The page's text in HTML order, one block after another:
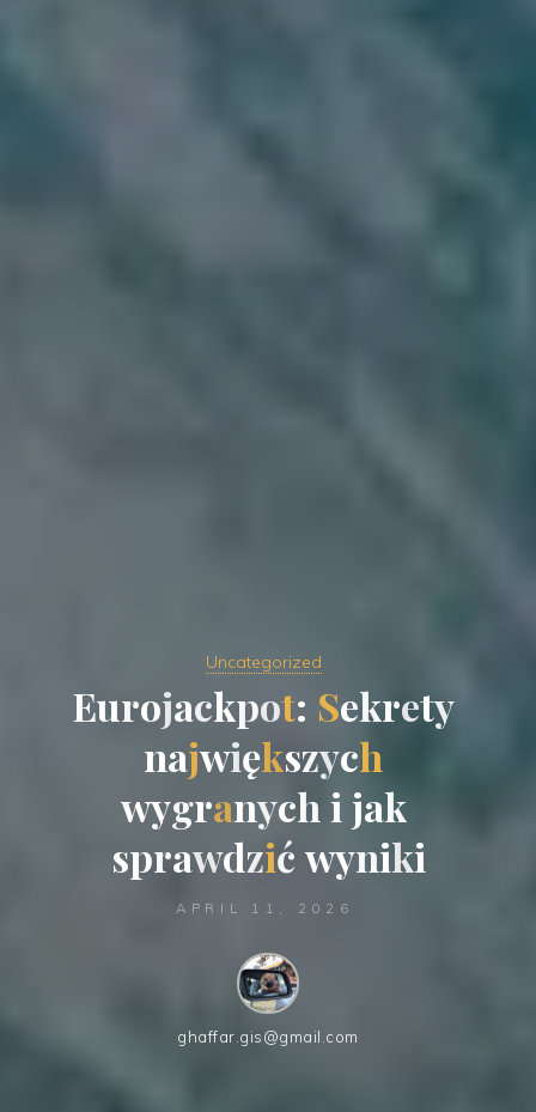
Uncategorized
Eurojackpot: Sekrety
największych
wygranych i jak
sprawdzićwyniki
APRIL 11, 2026
ghaffar.gis@gmail.com